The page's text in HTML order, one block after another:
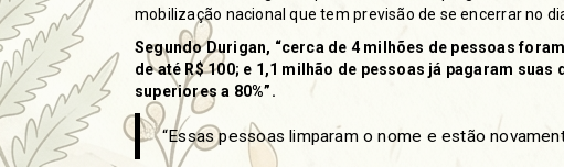
mobilização nacional que tem previsão de se encerrar no
Segundo Durigan, “cerca de 4 milhões de pessoas
de até R$ 100; e 1,1 milhão de pessoas já pagaram
superiores a 80%”.
“Essas pessoas limparam o nome e estão